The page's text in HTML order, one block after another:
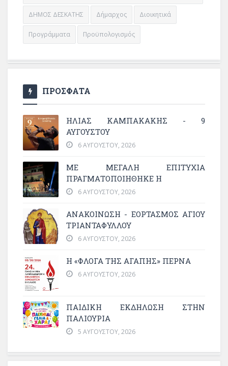
ΔΗΜΟΣ ΔΕΣΚΑΤΗΣ Δήμαρχος Διοικητικά
Προγράμματα Προϋπολογισμός
ΠΡΟΣΦΑΤΑ
ΗΛΙΑΣ ΚΑΜΠΑΚΑΚΗΣ - 9
ΑΥΓΟΥΣΤΟΥ
6 ΑΥΓΟΎΣΤΟΥ, 2026
ΜΕ ΜΕΓΆΛΗ ΕΠΙΤΥΧΊΑ
ΠΡΑΓΜΑΤΟΠΟΙΉΘΗΚΕ Η
6 ΑΥΓΟΎΣΤΟΥ, 2026
ΑΝΑΚΟΙΝΩΣΗ - ΕΟΡΤΑΣΜΟΣ ΑΓΙΟΥ
ΤΡΙΑΝΤΑΦΥΛΛΟΥ
6 ΑΥΓΟΎΣΤΟΥ, 2026
Η «ΦΛΌΓΑ ΤΗΣ ΑΓΆΠΗΣ» ΠΕΡΝΆ
6 ΑΥΓΟΎΣΤΟΥ, 2026
ΠΑΙΔΙΚΗ ΕΚΔΗΛΩΣΗ ΣΤΗΝ
ΠΑΛΙΟΥΡΙΑ
5 ΑΥΓΟΎΣΤΟΥ, 2026